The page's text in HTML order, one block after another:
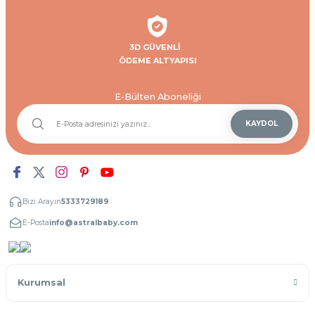
3D GÜVENLİ
ÖDEME ALTYAPISI
E-Bülten Aboneliği
KAYDOL
Bizi Arayın5333729189
E-Postainfo@astralbaby.com
Kurumsal